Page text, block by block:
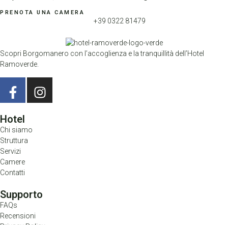
PRENOTA UNA CAMERA
+39 0322 81479
Scopri Borgomanero con l’accoglienza e la tranquillità dell’Hotel
Ramoverde.
Hotel
Chi siamo
Struttura
Servizi
Camere
Contatti
Supporto
FAQs
Recensioni